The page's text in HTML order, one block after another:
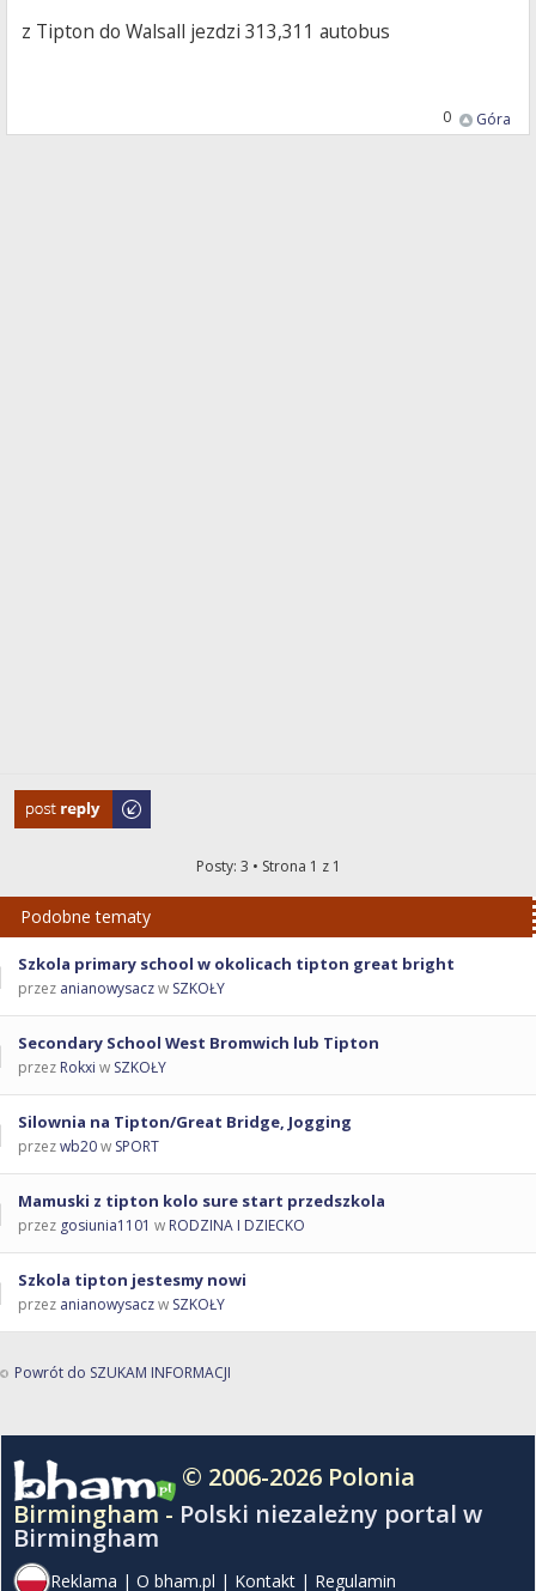
z Tipton do Walsall jezdzi 313,311 autobus
Góra
0
Odpowiedz
Posty: 3 • Strona 1 z 1
Podobne tematy
Szkola primary school w okolicach tipton great bright
przez anianowysaczw SZKOŁY
Secondary School West Bromwich lub Tipton
przez Rokxi w SZKOŁY
Silownia na Tipton/Great Bridge, Jogging
przezwb20w SPORT
Mamuski z tipton kolo sure start przedszkola
przez gosiunia1101 w RODZINA I DZIECKO
Szkola tipton jestesmy nowi
przez anianowysaczw SZKOŁY
Powrót do SZUKAM INFORMACJI
© 2006-2026 Polonia
Birmingham - Polski niezależny portal w
Birmingham
Reklama | O bham.pl | Kontakt | Regulamin